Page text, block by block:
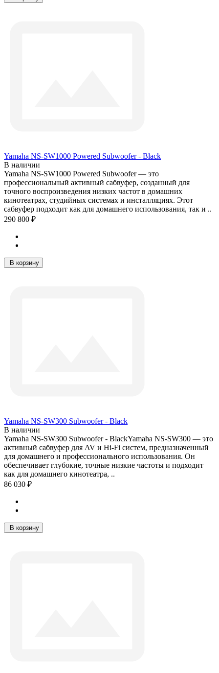
Yamaha NS-SW1000 Powered Subwoofer - Black
В наличии
Yamaha NS-SW1000 Powered Subwoofer — это
профессиональный активный сабвуфер, созданный для
точного воспроизведения низких частот в домашних
кинотеатрах, студийных системах и инсталляциях. Этот
сабвуфер подходит как для домашнего использования, так и ..
290 800 ₽
В корзину
Yamaha NS-SW300 Subwoofer - Black
В наличии
Yamaha NS-SW300 Subwoofer - BlackYamaha NS-SW300 — это
активный сабвуфер для AV и Hi-Fi систем, предназначенный
для домашнего и профессионального использования. Он
обеспечивает глубокие, точные низкие частоты и подходит
как для домашнего кинотеатра, ..
86 030 ₽
В корзину